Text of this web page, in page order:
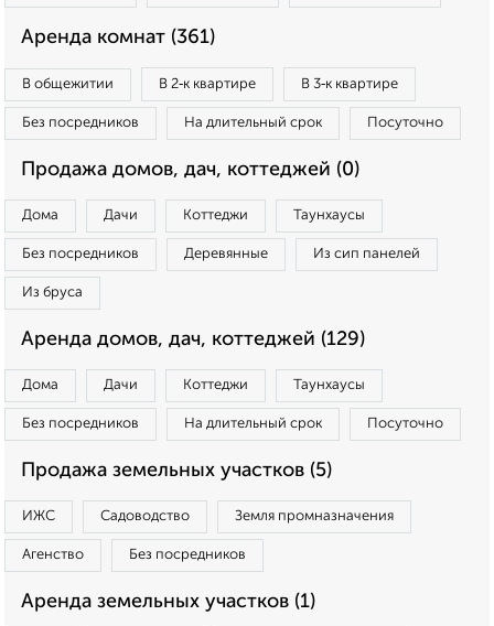
Аренда комнат (361)
В общежитии В 2‑к квартире В 3‑к квартире
Без посредников На длительный срок Посуточно
Продажа домов, дач, коттеджей (0)
Дома Дачи Коттеджи Таунхаусы
Без посредников Деревянные Из сип панелей
Из бруса
Аренда домов, дач, коттеджей (129)
Дома Дачи Коттеджи Таунхаусы
Без посредников На длительный срок Посуточно
Продажа земельных участков (5)
ИЖС Садоводство Земля промназначения
Агенство Без посредников
Аренда земельных участков (1)